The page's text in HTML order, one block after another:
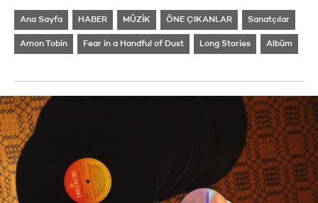
Ana Sayfa HABER MÜZİK ÖNE ÇIKANLAR Sanatçılar
Amon Tobin Fear in a Handful of Dust Long Stories Albüm